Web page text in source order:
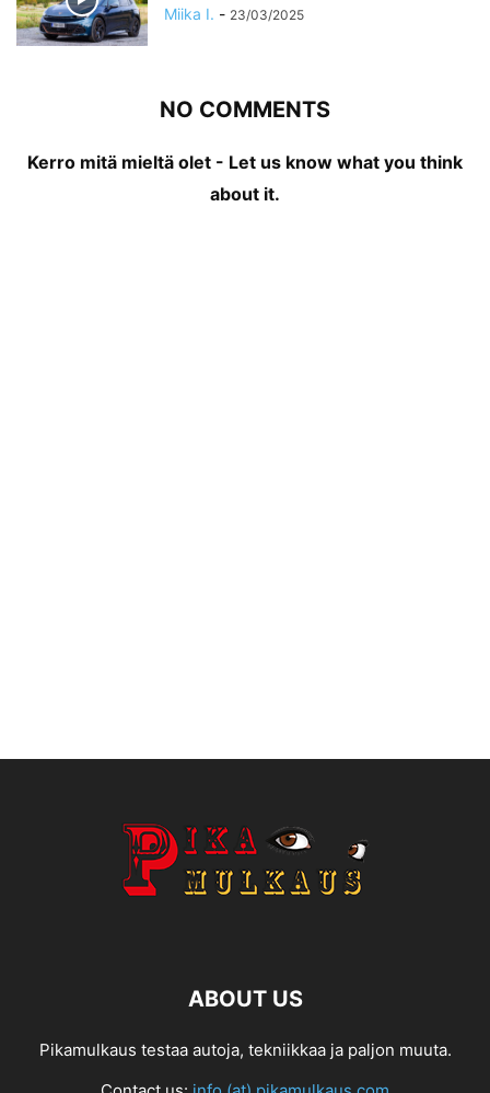
Miika I. - 23/03/2025
NO COMMENTS
Kerro mitä mieltä olet - Let us know what you think
about it.
ABOUT US
Pikamulkaus testaa autoja, tekniikkaa ja paljon muuta.